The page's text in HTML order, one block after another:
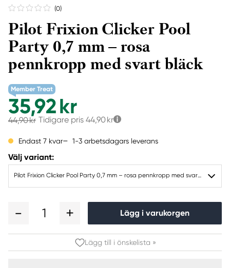
(0)
Pilot Frixion Clicker Pool
Party 0,7 mm – rosa
pennkropp med svart bläck
Member Treat
35,92 kr
44,90 kr Tidigare pris 44,90 kr
Endast 7 kvar 1-3 arbetsdagars leverans
Välj variant:
Pilot Frixion Clicker Pool Party 0,7 mm – rosa pennkropp med svart bläck
1 Lägg i varukorgen
Lägg till i önskelista »